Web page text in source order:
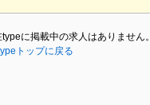
に掲載中の求人はありません。
トップに戻る